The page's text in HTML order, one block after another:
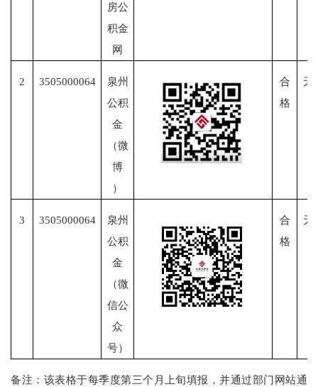
房公
积金
网
2 3505000064
泉州
公积
金
（微
博
）
合
格
无
3 3505000064
泉州
公积
金
（微
信公
众
号）
合
格
无
备注：该表格于每季度第三个月上旬填报，并通过部门网站通